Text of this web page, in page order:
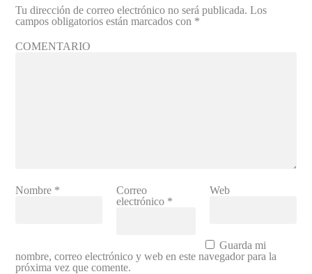
Tu dirección de correo electrónico no será publicada. Los
campos obligatorios están marcados con *
COMENTARIO
Nombre *
Correo
electrónico *
Web
Guarda mi
nombre, correo electrónico y web en este navegador para la
próxima vez que comente.